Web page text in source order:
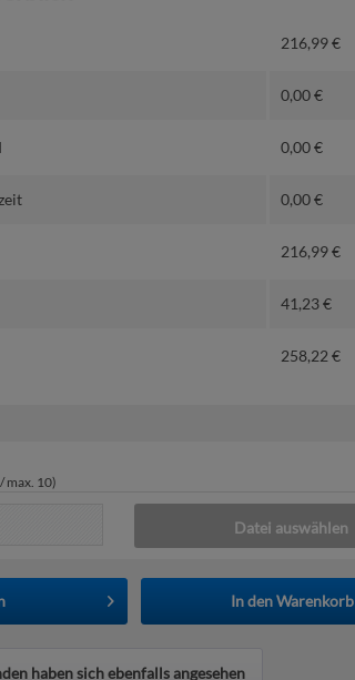
216,99€
0,00€
0,00€
0,00€
216,99€
41,23€
258,22 €
max. 10)
Datei auswählen
In denWarenkorb
haben sich ebenfalls angesehen